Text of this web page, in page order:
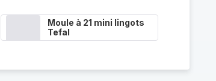
Moule à 21 mini lingots
Tefal